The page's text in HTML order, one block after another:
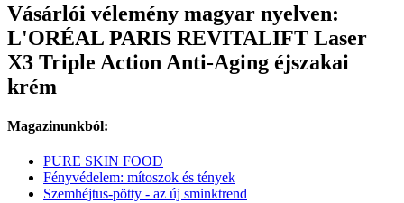
Vásárlói vélemény magyar nyelven:
L'ORÉAL PARIS REVITALIFT Laser
X3 Triple Action Anti-Aging éjszakai
krém
Magazinunkból:
PURE SKIN FOOD
Fényvédelem: mítoszok és tények
Szemhéjtus-pötty - az új sminktrend